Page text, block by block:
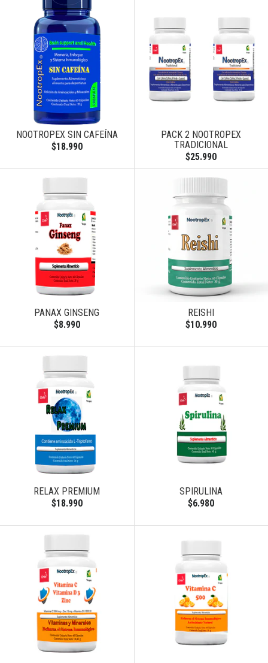
NOOTROPEX SIN CAFEÍNA
$18.990
PACK 2 NOOTROPEX
TRADICIONAL
$25.990
PANAX GINSENG
$8.990
REISHI
$10.990
RELAX PREMIUM
$18.990
SPIRULINA
$6.980